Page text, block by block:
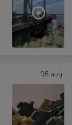
06 aug.